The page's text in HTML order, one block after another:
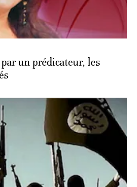
un prédicateur, les